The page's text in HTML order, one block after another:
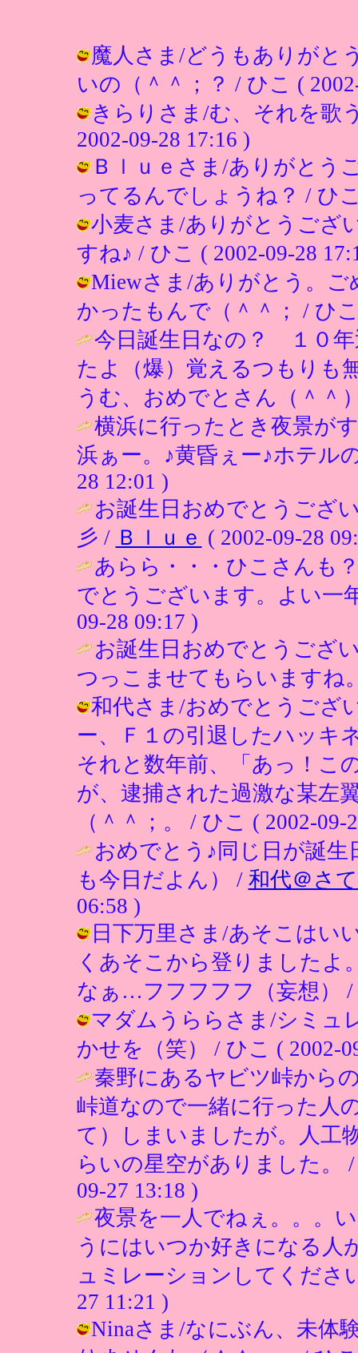
魔人さま/どうもありがと
いの（＾＾；？ / ひこ (
きらりさま/む、それを歌
2002-09-28 17:16 )
Ｂｌｕｅさま/ありがとう
ってるんでしょうね？ / ひ
小麦さま/ありがとうござ
すね♪ / ひこ ( 2002-09-28
Miewさま/ありがとう。
かったもんで（＾＾； / ひ
今日誕生日なの？ １０
たよ（爆）覚えるつもり
うむ、おめでとさん（＾＾
横浜に行ったとき夜景が
浜ぁー。♪黄昏ぇー♪ホテル
28 12:01 )
お誕生日おめでとうござ
彡 / Ｂｌｕｅ ( 2002-09-28
あらら・・・ひこさんも
でとうございます。よい一
09-28 09:17 )
お誕生日おめでとうござ
つっこませてもらいますね
和代さま/おめでとうござ
ー、Ｆ１の引退したハッキ
それと数年前、「あっ！こ
が、逮捕された過激な某左
（＾＾；。 / ひこ ( 2002-09-
おめでとう♪同じ日が誕
も今日だよん） / 和代＠さ
06:58 )
日下万里さま/あそこはい
くあそこから登りましたよ
なぁ…フフフフフ（妄想） /
マダムうららさま/シミュ
かせを（笑） / ひこ ( 2002-
秦野にあるヤビツ峠から
峠道なので一緒に行った人
て）しまいましたが。人工
らいの星空がありました。
09-27 13:18 )
夜景を一人でねぇ。。。
うにはいつか好きになる
ュミレーションしてくださ
27 11:21 )
Ninaさま/なにぶん、未体